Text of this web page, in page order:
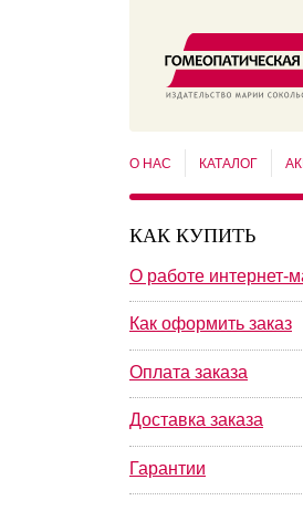
О НАС КАТАЛОГ
КАК КУПИТЬ
О работе интернет-
Как оформить заказ
Оплата заказа
Доставка заказа
Гарантии